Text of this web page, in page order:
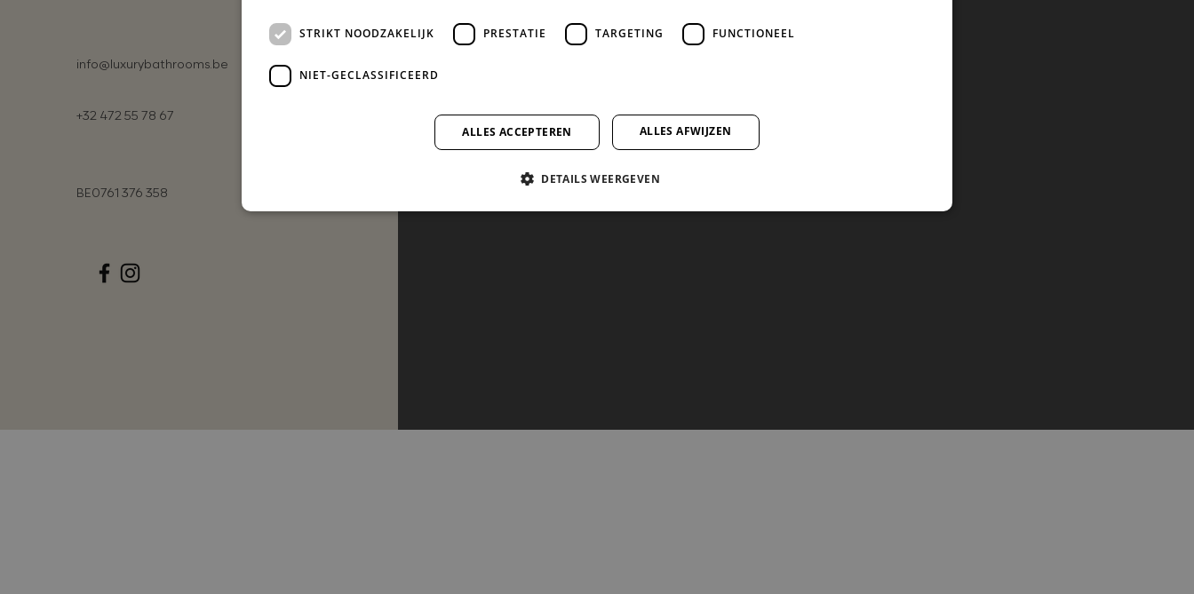
info@luxurybathrooms.be
+32 472 55 78 67
BE0761 376 358
STRIKT NOODZAKELIJK PRESTATIE TARGETING FUNCTIONEEL
NIET-GECLASSIFICEERD
ALLES ACCEPTEREN ALLES AFWIJZEN
DETAILS WEERGEVEN